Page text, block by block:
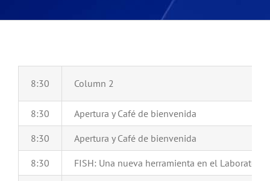
8:30 Column 2
8:30 Apertura y Café de bienvenida
8:30 Apertura y Café de bienvenida
8:30 FISH: Una nueva herramienta en el